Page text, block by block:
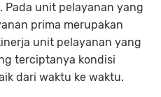
Pada unit pelayanan yang
prima merupakan
unit pelayanan yang
terciptanya kondisi
dari waktu ke waktu.